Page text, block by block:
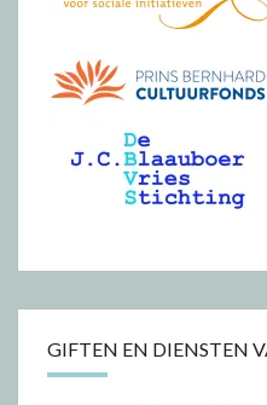
GIFTEN EN DIENSTEN